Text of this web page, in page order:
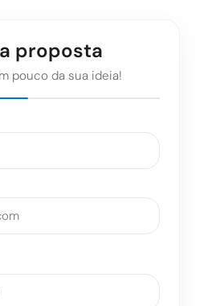
proposta
pouco da sua ideia!